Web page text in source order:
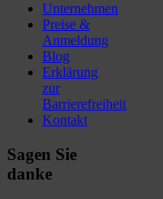
Unternehmen
Preise &
Anmeldung
Blog
Erklärung
zur
Barrierefreiheit
Kontakt
Sagen Sie
danke